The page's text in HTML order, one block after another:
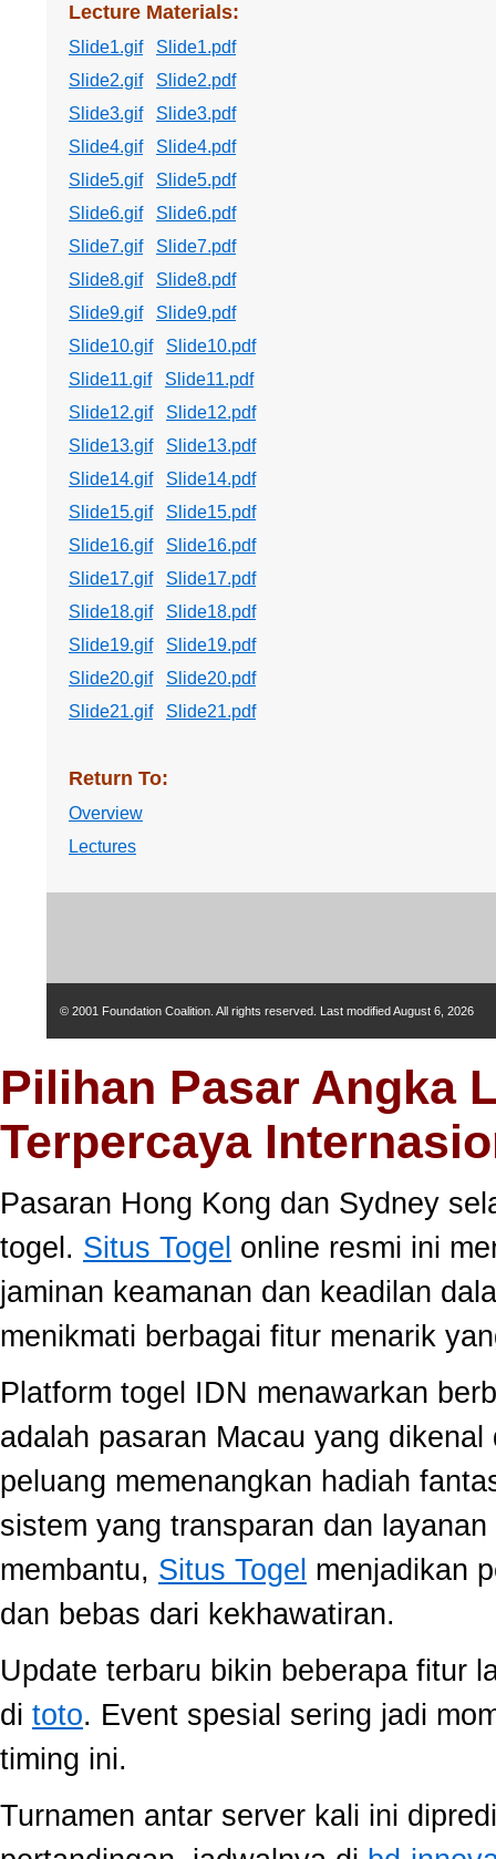
Lecture Materials:
Slide1.gif
Slide1.pdf
Slide2.gif
Slide2.pdf
Slide3.gif
Slide3.pdf
Slide4.gif
Slide4.pdf
Slide5.gif
Slide5.pdf
Slide6.gif
Slide6.pdf
Slide7.gif
Slide7.pdf
Slide8.gif
Slide8.pdf
Slide9.gif
Slide9.pdf
Slide10.gif
Slide10.pdf
Slide11.gif
Slide11.pdf
Slide12.gif
Slide12.pdf
Slide13.gif
Slide13.pdf
Slide14.gif
Slide14.pdf
Slide15.gif
Slide15.pdf
Slide16.gif
Slide16.pdf
Slide17.gif
Slide17.pdf
Slide18.gif
Slide18.pdf
Slide19.gif
Slide19.pdf
Slide20.gif
Slide20.pdf
Slide21.gif
Slide21.pdf
Return To:
Overview
Lectures
© 2001 Foundation Coalition. All rights reserved. Last modifiedAugust 6, 2026
Pilihan Pasar Angka
Terpercaya
Pasaran Hong Kong dan Sydney
togel. Situs Togel online resmi ini
jaminan keamanan dan keadilan
menikmati berbagai fitur menarik
Platform togel IDN menawarkan
adalah pasaran Macau yang
peluang memenangkan hadiah
sistem yang transparan dan
membantu, Situs Togel menjadikan
dan bebas dari kekhawatiran.
Update terbaru bikin beberapa fitur
di toto. Event spesial sering jadi
timing ini.
Turnamen antar server kali ini